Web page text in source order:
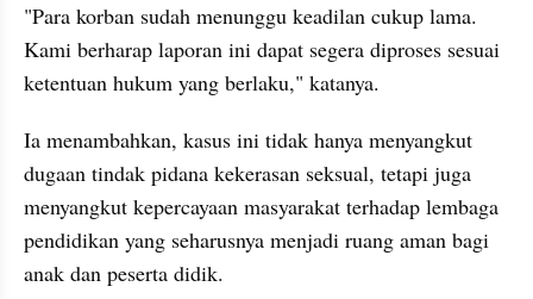
"Para korban sudah menunggu keadilan cukup lama.
Kami berharap laporan ini dapat segera diproses sesuai
ketentuan hukum yang berlaku," katanya.
Ia menambahkan, kasus ini tidak hanya menyangkut
dugaan tindak pidana kekerasan seksual, tetapi juga
menyangkut kepercayaan masyarakat terhadap lembaga
pendidikan yang seharusnya menjadi ruang aman bagi
anak dan peserta didik.